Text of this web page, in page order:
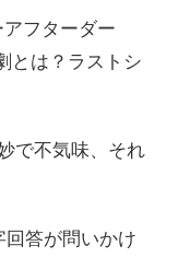
フターダー
とは？ラストシ
で不気味、それ
回答が問いかけ